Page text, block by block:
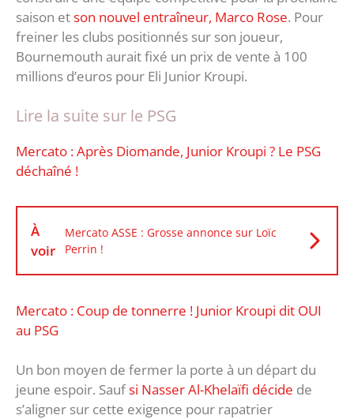
saison etson nouvel entraîneur, Marco Rose. Pour
freiner les clubs positionnés sur son joueur,
Bournemouth aurait fixé un prix de vente à 100
millions d’euros pour Eli Junior Kroupi.
Lire la suite sur le PSG
Mercato : Après Diomande, Junior Kroupi ? Le PSG
déchaîné !
À
voir
Mercato ASSE : Grosse annonce sur Loïc
Perrin !
Mercato : Coup de tonnerre ! Junior Kroupi dit OUI
au PSG
Un bon moyen de fermer la porte à un départ du
jeune espoir. Saufsi Nasser Al-Khelaïfi décide de
s’aligner sur cette exigence pour rapatrier